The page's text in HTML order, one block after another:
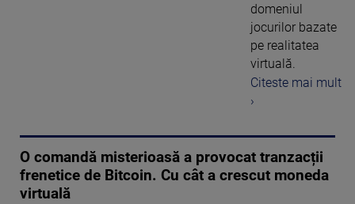
domeniul
jocurilor bazate
pe realitatea
virtuală.
Citeste mai mult
›
O comandă misterioasă a provocat tranzacții
frenetice de Bitcoin. Cu cât a crescut moneda
virtuală